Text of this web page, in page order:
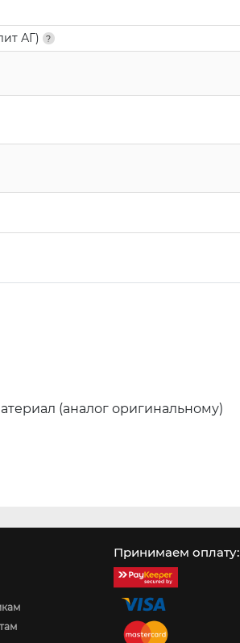
АГ)
(аналог оригинальному)
Принимаем оплату: